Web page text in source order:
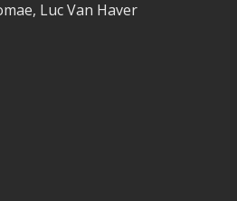
Luc Van Haver